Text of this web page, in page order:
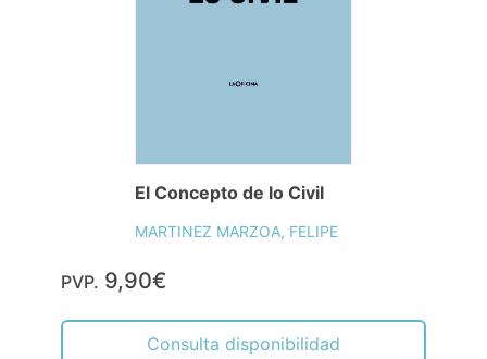
El Concepto de lo Civil
MARTINEZ MARZOA, FELIPE
PVP. 9,90€
Consulta disponibilidad